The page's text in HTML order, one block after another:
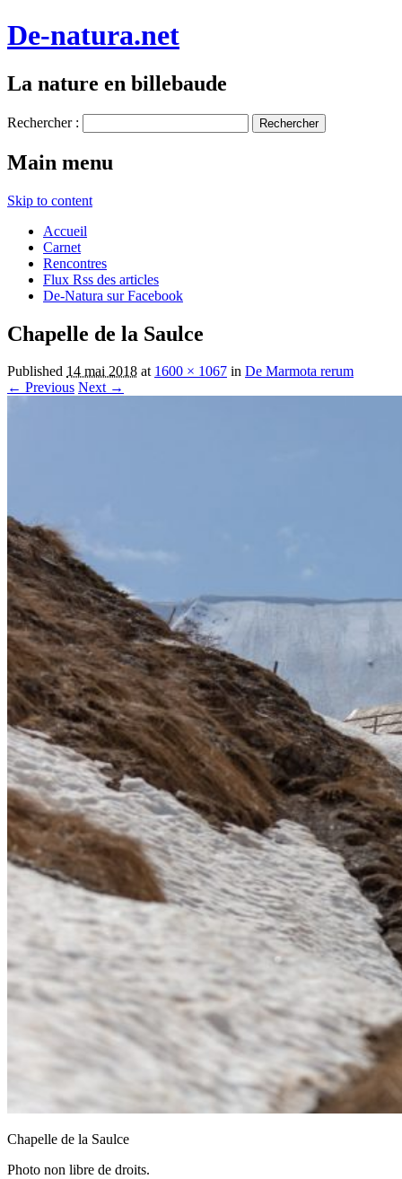
De-natura.net
La nature en billebaude
Rechercher :
Main menu
Skip to content
Accueil
Carnet
Rencontres
Flux Rss des articles
De-Natura sur Facebook
Chapelle de la Saulce
Published 14 mai 2018 at 1600 × 1067 in De Marmota rerum
← Previous Next →
Chapelle de la Saulce
Photo non libre de droits.